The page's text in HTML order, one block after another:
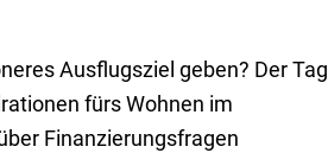
Ausflugsziel geben? Der Tag
fürs Wohnen im
Finanzierungsfragen